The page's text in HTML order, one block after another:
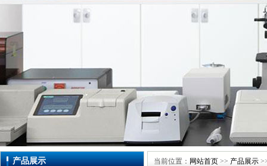
产品展示 当前位置： 网站首页 >> 产品展示